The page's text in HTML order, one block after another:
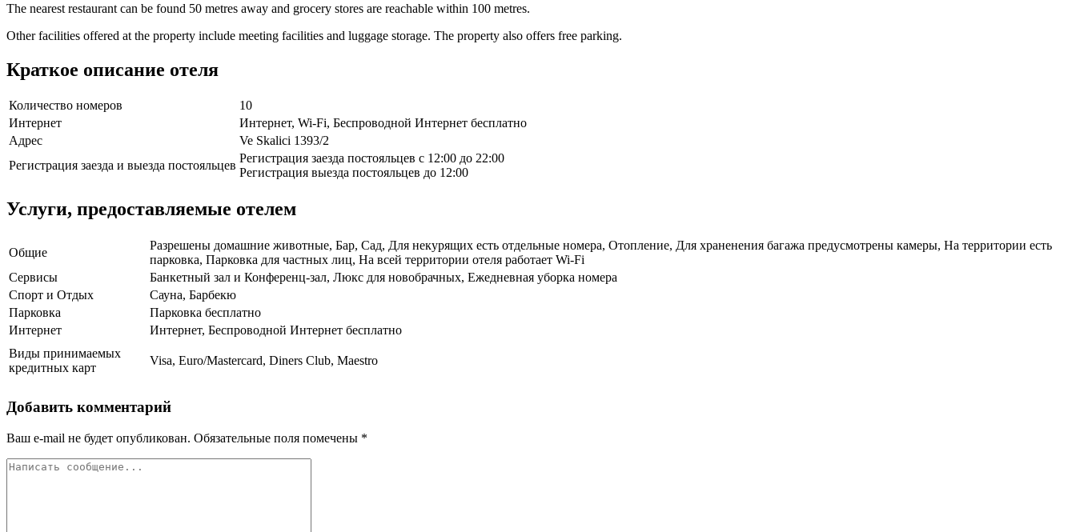
The nearest restaurant can be found 50 metres away and grocery stores are reachable within 100 metres.
Other facilities offered at the property include meeting facilities and luggage storage. The property also offers free parking.
Краткое описание отеля
Количество номеров
10
Интернет
Интернет, Wi-Fi, Беспроводной Интернет бесплатно
Адрес
Ve Skalici 1393/2
Регистрация заезда и выезда постояльцев
Регистрация заезда постояльцев с 12:00 до 22:00
Регистрация выезда постояльцев до 12:00
Услуги, предоставляемые отелем
Общие
Разрешены домашние животные, Бар, Сад, Для некурящих есть отдельные номера, Отопление, Для храненения багажа предусмотрены камеры, На территории есть
парковка, Парковка для частных лиц, На всей территории отеля работает Wi-Fi
Сервисы
Банкетный зал и Конференц-зал, Люкс для новобрачных, Ежедневная уборка номера
Спорт и Отдых
Сауна, Барбекю
Парковка
Парковка бесплатно
Интернет
Интернет, Беспроводной Интернет бесплатно
Виды принимаемых
кредитных карт
Visa, Euro/Mastercard, Diners Club, Maestro
Добавить комментарий
Ваш e-mail не будет опубликован. Обязательные поля помечены *